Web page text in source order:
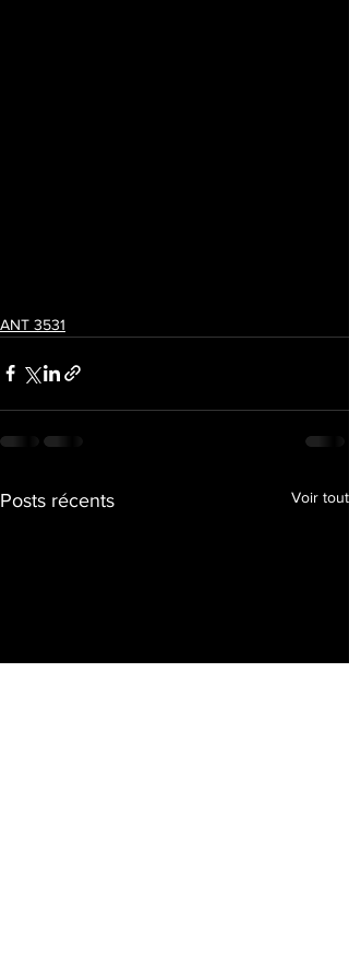
ANT 3531
Posts récents Voir tout